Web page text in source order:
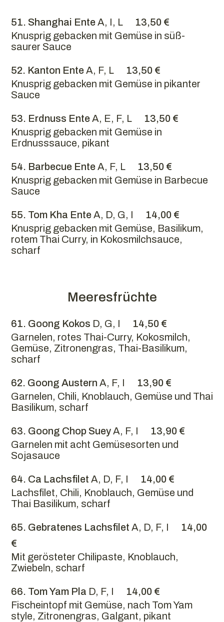
51. Shanghai EnteA, I, L 13,50 €
Knusprig gebacken mit Gemüse in süß-
saurer Sauce
52. Kanton EnteA, F, L 13,50 €
Knusprig gebacken mit Gemüse in pikanter
Sauce
53. Erdnuss EnteA, E, F, L 13,50 €
Knusprig gebacken mit Gemüse in
Erdnusssauce, pikant
54. Barbecue EnteA, F, L 13,50 €
Knusprig gebacken mit Gemüse in Barbecue
Sauce
55. Tom Kha EnteA, D, G, I 14,00 €
Knusprig gebacken mit Gemüse, Basilikum,
rotem Thai Curry, in Kokosmilchsauce,
scharf
Meeresfrüchte
61. Goong Kokos D, G, I 14,50 €
Garnelen, rotes Thai-Curry, Kokosmilch,
Gemüse, Zitronengras, Thai-Basilikum,
scharf
62. Goong Austern A, F, I 13,90 €
Garnelen, Chili, Knoblauch, Gemüse und Thai
Basilikum, scharf
63. Goong Chop SueyA, F, I 13,90 €
Garnelen mit acht Gemüsesorten und
Sojasauce
64. Ca Lachsfilet A, D, F, I 14,00 €
Lachsfilet, Chili, Knoblauch, Gemüse und
Thai Basilikum, scharf
65. Gebratenes Lachsfilet A, D, F, I 14,00
€
Mit gerösteter Chilipaste, Knoblauch,
Zwiebeln, scharf
66. Tom Yam Pla D, F, I 14,00 €
Fischeintopf mit Gemüse, nach Tom Yam
style, Zitronengras, Galgant, pikant